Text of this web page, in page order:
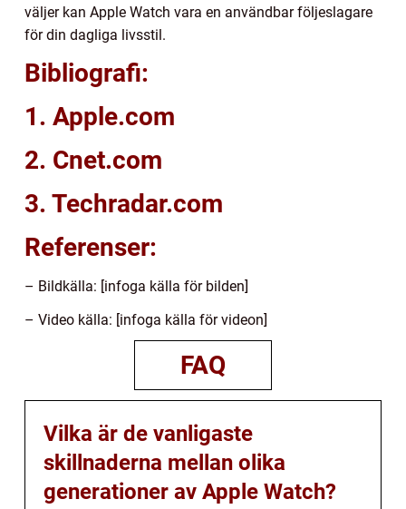
väljer kan Apple Watch vara en användbar följeslagare
för din dagliga livsstil.
Bibliografi:
1. Apple.com
2. Cnet.com
3. Techradar.com
Referenser:
– Bildkälla: [infoga källa för bilden]
– Video källa: [infoga källa för videon]
FAQ
Vilka är de vanligaste
skillnaderna mellan olika
generationer av Apple Watch?